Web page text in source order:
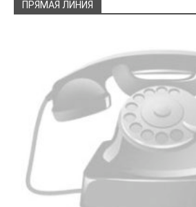
ПРЯМАЯ ЛИНИЯ